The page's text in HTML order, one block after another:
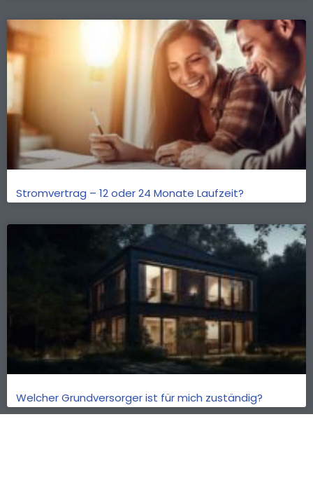
Stromvertrag – 12 oder 24 Monate Laufzeit?
Welcher Grundversorger ist für mich zuständig?